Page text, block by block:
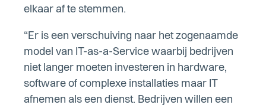
elkaar af te stemmen.
“Er is een verschuiving naar het zogenaamde
model van IT-as-a-Service waarbij bedrijven
niet langer moeten investeren in hardware,
software of complexe installaties maar IT
afnemen als een dienst. Bedrijven willen een